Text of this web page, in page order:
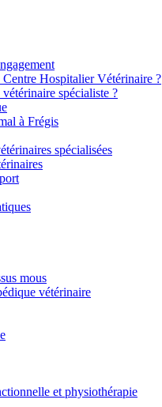
Centre Hospitalier Vétérinaire ?
vétérinaire spécialiste ?
à Frégis
spécialisées
mous
vétérinaire
et physiothérapie